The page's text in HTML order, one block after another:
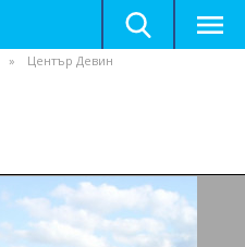
Център Девин